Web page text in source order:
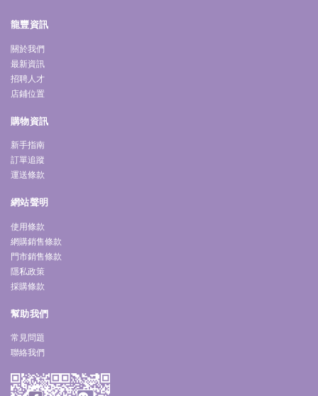
龍豐資訊
關於我們
最新資訊
招聘人才
店鋪位置
購物資訊
新手指南
訂單追蹤
運送條款
網站聲明
使用條款
網購銷售條款
門市銷售條款
隱私政策
採購條款
幫助我們
常見問題
聯絡我們